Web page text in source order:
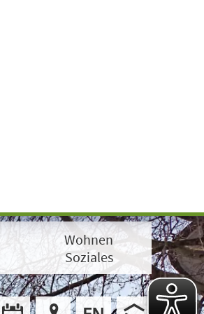
Wohnen
Soziales